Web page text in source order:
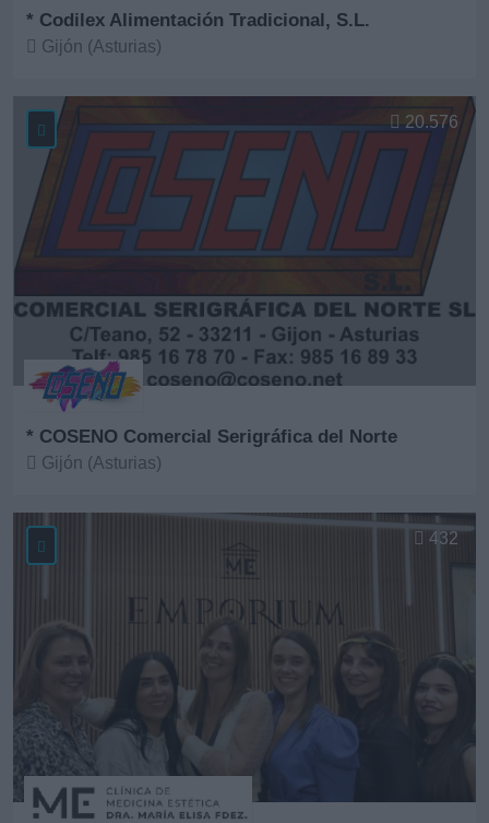
* Codilex Alimentación Tradicional, S.L.
Gijón (Asturias)
* COSENO Comercial Serigráfica del Norte
Gijón (Asturias)
20.576
432